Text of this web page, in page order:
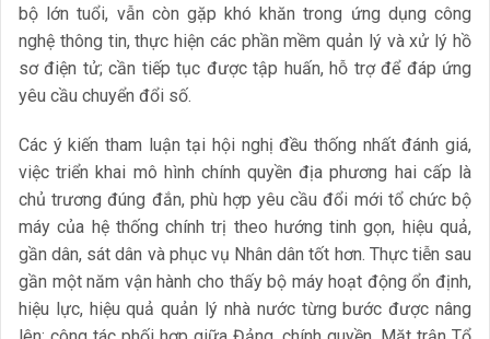
bộ lớn tuổi, vẫn còn gặp khó khăn trong ứng dụng công
nghệ thông tin, thực hiện các phần mềm quản lý và xử lý hồ
sơ điện tử; cần tiếp tục được tập huấn, hỗ trợ để đáp ứng
yêu cầu chuyển đổi số.
Các ý kiến tham luận tại hội nghị đều thống nhất đánh giá,
việc triển khai mô hình chính quyền địa phương hai cấp là
chủ trương đúng đắn, phù hợp yêu cầu đổi mới tổ chức bộ
máy của hệ thống chính trị theo hướng tinh gọn, hiệu quả,
gần dân, sát dân và phục vụ Nhân dân tốt hơn. Thực tiễn sau
gần một năm vận hành cho thấy bộ máy hoạt động ổn định,
hiệu lực, hiệu quả quản lý nhà nước từng bước được nâng